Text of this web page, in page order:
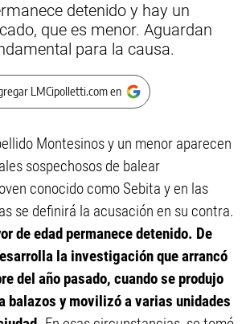
detenido y hay un
que es menor. Aguardan
para la causa.
LMCipolletti.com en
Montesinos y un menor aparecen
sospechosos de balear
conocido como Sebita y en las
se definirá la acusación en su contra.
de edad permanece detenido. De
la investigación que arrancó
del año pasado, cuando se produjo
balazos y movilizó a varias unidades